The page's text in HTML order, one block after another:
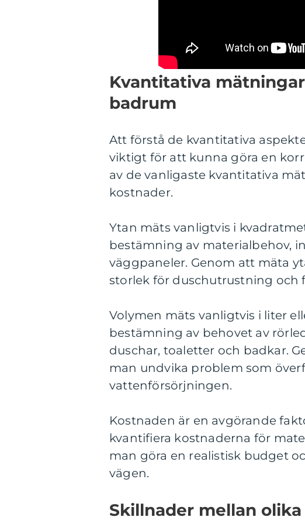
Kvantitativa
badrum
Att förstå de kvantitativa
viktigt för att kunna göra en
av de vanligaste kvantitativa
kostnader.
Ytan mäts vanligtvis i
bestämning av materialbehov,
väggpaneler. Genom att mäta
storlek för duschutrustning och
Volymen mäts vanligtvis i liter
bestämning av behovet av
duschar, toaletter och badkar.
man undvika problem som
vattenförsörjningen.
Kostnaden är en avgörande
kvantifiera kostnaderna för
man göra en realistisk budget
vägen.
Skillnader mellan